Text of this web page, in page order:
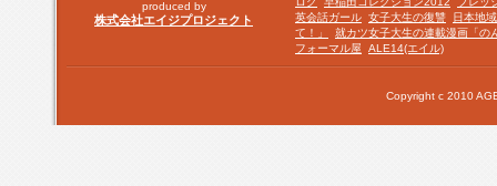
produced by
株式会社エイジプロジェクト
英会話ガール 女子大生の復讐
日本地
て！」
就カツ女子大生の連載漫画「の
フォーマル屋
ALE14(エイル)
Copyright c 2010